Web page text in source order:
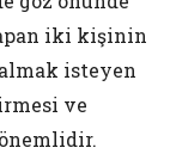
iki kişinin
isteyen
ve